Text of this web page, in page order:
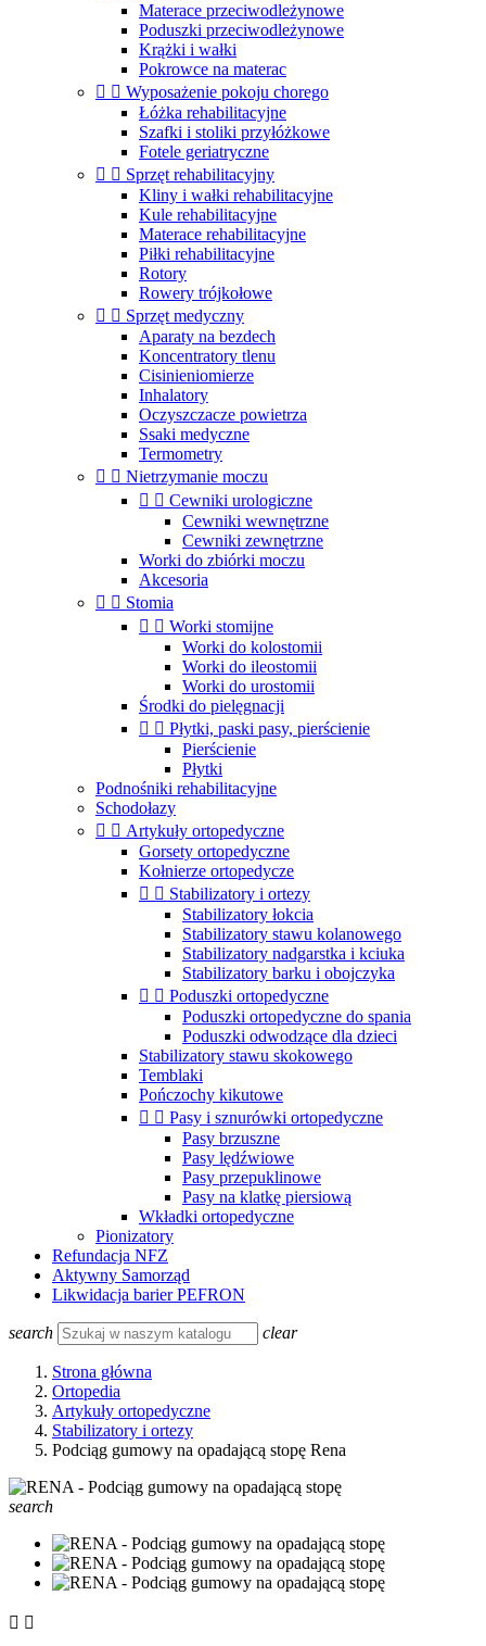
Materace przeciwodleżynowe
Poduszki przeciwodleżynowe
Krążki i wałki
Pokrowce na materac
  Wyposażenie pokoju chorego
Łóżka rehabilitacyjne
Szafki i stoliki przyłóżkowe
Fotele geriatryczne
  Sprzęt rehabilitacyjny
Kliny i wałki rehabilitacyjne
Kule rehabilitacyjne
Materace rehabilitacyjne
Piłki rehabilitacyjne
Rotory
Rowery trójkołowe
  Sprzęt medyczny
Aparaty na bezdech
Koncentratory tlenu
Cisinieniomierze
Inhalatory
Oczyszczacze powietrza
Ssaki medyczne
Termometry
  Nietrzymanie moczu
  Cewniki urologiczne
Cewniki wewnętrzne
Cewniki zewnętrzne
Worki do zbiórki moczu
Akcesoria
  Stomia
  Worki stomijne
Worki do kolostomii
Worki do ileostomii
Worki do urostomii
Środki do pielęgnacji
  Płytki, paski pasy, pierścienie
Pierścienie
Płytki
Podnośniki rehabilitacyjne
Schodołazy
  Artykuły ortopedyczne
Gorsety ortopedyczne
Kołnierze ortopedycze
  Stabilizatory i ortezy
Stabilizatory łokcia
Stabilizatory stawu kolanowego
Stabilizatory nadgarstka i kciuka
Stabilizatory barku i obojczyka
  Poduszki ortopedyczne
Poduszki ortopedyczne do spania
Poduszki odwodzące dla dzieci
Stabilizatory stawu skokowego
Temblaki
Pończochy kikutowe
  Pasy i sznurówki ortopedyczne
Pasy brzuszne
Pasy lędźwiowe
Pasy przepuklinowe
Pasy na klatkę piersiową
Wkładki ortopedyczne
Pionizatory
Refundacja NFZ
Aktywny Samorząd
Likwidacja barier PEFRON
search clear
Strona główna
Ortopedia
Artykuły ortopedyczne
Stabilizatory i ortezy
Podciąg gumowy na opadającą stopę Rena
search
 